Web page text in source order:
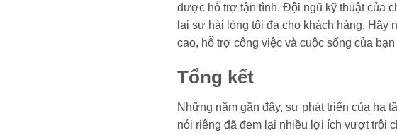
được hỗ trợ tận tình. Đội ngũ kỹ thuật của
lại sự hài lòng tối đa cho khách hàng. Hãy
cao, hỗ trợ công việc và cuộc sống của
Tổng kết
Những năm gần đây, sự phát triển của hạ
nói riêng đã đem lại nhiều lợi ích vượt trội